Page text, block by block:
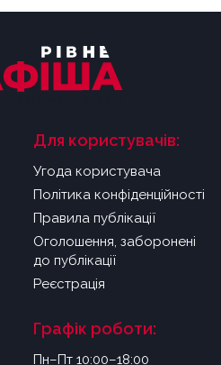
Для користувачів:
Угода користувача
Політика конфіденційності
Правила публікації
Оголошення, заборонені
до публікації
Реєстрація
Графік роботи:
Пн–Пт 10:00–18:00